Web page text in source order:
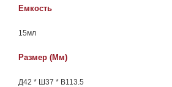
Емкость
15мл
Размер (мм)
Д42 * Ш37 * В113.5